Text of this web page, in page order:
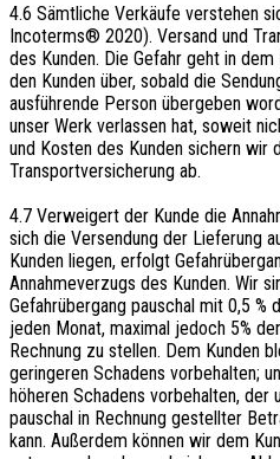
4.6 Sämtliche Verkäufe verstehen
Incoterms® 2020). Versand und
des Kunden. Die Gefahr geht in
den Kunden über, sobald die
ausführende Person übergeben
unser Werk verlassen hat, soweit
und Kosten des Kunden sichern wir
Transportversicherung ab.
4.7 Verweigert der Kunde die
sich die Versendung der Lieferung
Kunden liegen, erfolgt
Annahmeverzugs des Kunden. Wir
Gefahrübergang pauschal mit 0,5 %
jeden Monat, maximal jedoch 5%
Rechnung zu stellen. Dem Kunden
geringeren Schadens vorbehalten;
höheren Schadens vorbehalten, der
pauschal in Rechnung gestellter
kann. Außerdem können wir dem